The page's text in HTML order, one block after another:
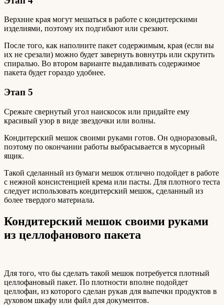
Верхние края могут мешаться в работе с кондитерскими
изделиями, поэтому их подгибают или срезают.
После того, как наполните пакет содержимым, края (если вы
их не срезали) можно будет завернуть вовнутрь или скрутить
спиралью. Во втором варианте выдавливать содержимое
пакета будет гораздо удобнее.
Этап 5
Срежьте свернутый угол наискосок или придайте ему
красивый узор в виде звездочки или волны.
Кондитерский мешок своими руками готов. Он одноразовый,
поэтому по окончании работы выбрасывается в мусорный
ящик.
Такой сделанный из бумаги мешок отлично подойдет в работе
с нежной консистенцией крема или пасты. Для плотного теста
следует использовать кондитерский мешок, сделанный из
более твердого материала.
Кондитерский мешок своими руками
из целлофанового пакета
Для того, что бы сделать такой мешок потребуется плотный
целлофановый пакет. По плотности вполне подойдет
целлофан, из которого сделан рукав для выпечки продуктов в
духовом шкафу или файл для документов.